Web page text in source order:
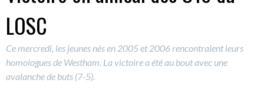
LOSC
Ce mercredi, les jeunes nés en 2005 et 2006 rencontraient leurs
homologues de Westham. La victoire a été au bout avec une
avalanche de buts (7-5).